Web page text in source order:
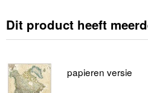
Dit product heeft
papieren versie